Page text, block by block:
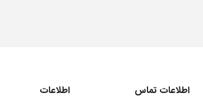
اطلاعات تماس اطلاعات